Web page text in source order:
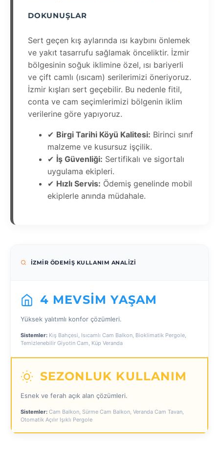
DOKUNUŞLAR
Sert geçen kış aylarında ısı kaybını önlemek
ve yakıt tasarrufu sağlamak önceliktir. İzmir
bölgesinin soğuk iklimine özel, ısı bariyerli
ve çift camlı (ısıcam) serilerimizi öneriyoruz.
İzmir kışları sert geçebilir. Bu nedenle fitil,
conta ve cam seçimlerimizi bölgenin iklim
verilerine göre yapıyoruz.
✔ Birgi Tarihi Köyü Kalitesi: Birinci sınıf
malzeme ve kusursuz işçilik.
✔ İş Güvenliği: Sertifikalı ve sigortalı
uygulama ekipleri.
✔ Hızlı Servis: Ödemiş genelinde mobil
ekiplerle anında müdahale.
İZMIR ÖDEMIŞ KULLANIM ANALIZI
4 MEVSIM YAŞAM
Yüksek yalıtımlı konfor çözümleri.
Sistemler: Kış Bahçesi, Isıcamlı Cam Balkon, Bioklimatik Pergole,
Temizlenebilir Giyotin Cam, Küp Veranda
SEZONLUK KULLANIM
Esnek ve ferah açık alan çözümleri.
Sistemler: Cam Balkon, Sürme Cam Balkon, Veranda Cam Tavan,
Otomatik Açılır Işıklı Pergole